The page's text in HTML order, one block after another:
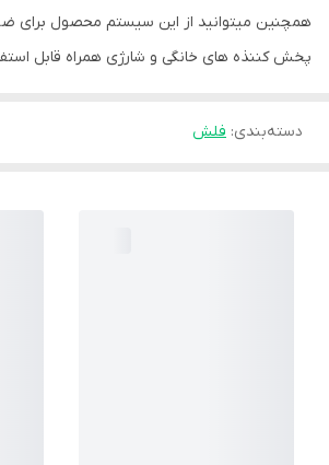
همچنین میتوانید از این سیستم محصول برای
پخش کننذه های خانگی و شارژی همراه قابل
دسته‌بندی: فلش